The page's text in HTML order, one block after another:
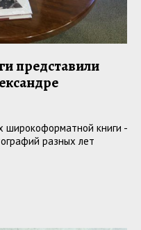
представили
широкоформатной книги -
разных лет